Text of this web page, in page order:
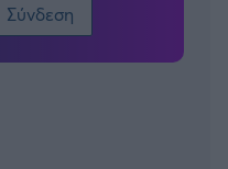
Σύνδεση